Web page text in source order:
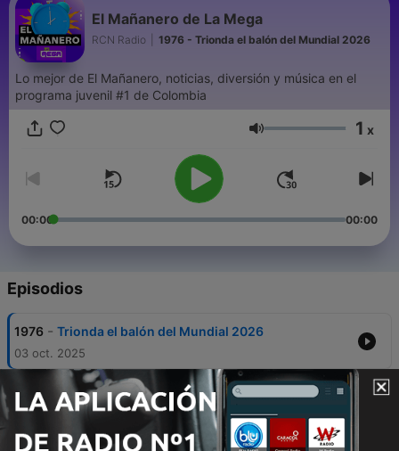
El Mañanero de La Mega
RCN Radio 1976 - Trionda el balón del Mundial 2026
Lo mejor de El Mañanero, noticias, diversión y música en el
programa juvenil #1 de Colombia
Volumen 1 x
00:00 00:00
Episodios
1976 - Trionda el balón del Mundial 2026
03 oct. 2025
Jueza enfrenta un proceso disciplinario po
bailar en TikTok